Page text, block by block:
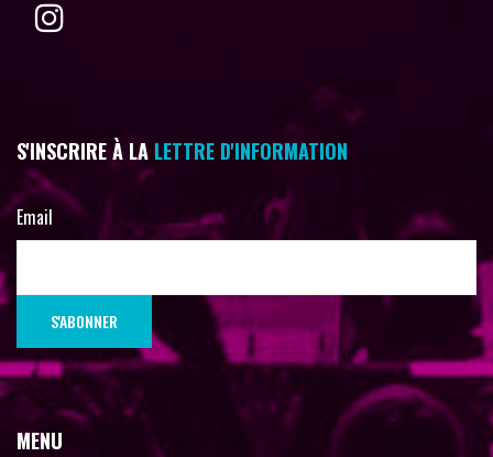
S'INSCRIRE À LA LETTRE D'INFORMATION
Email
MENU